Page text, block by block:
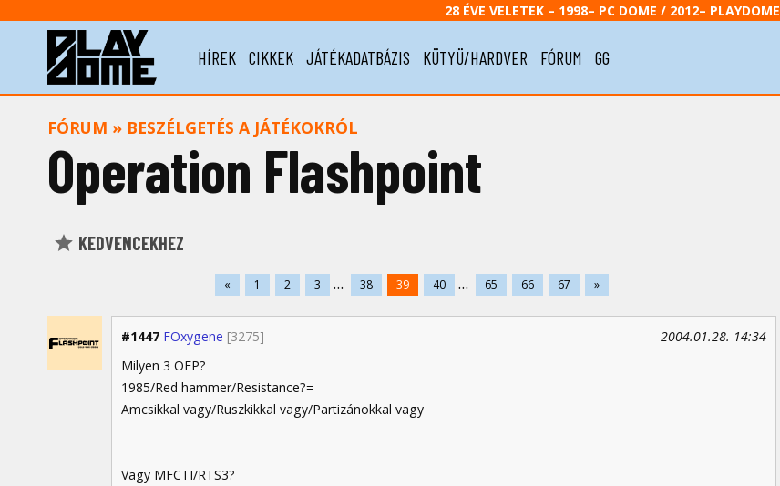
28 ÉVE VELETEK – 1998– PC DOME / 2012– PLAYDOME
HÍREK CIKKEK JÁTÉKADATBÁZIS KÜTYÜ/HARDVER FÓRUM GG
FÓRUM » BESZÉLGETÉS A JÁTÉKOKRÓL
Operation Flashpoint
KEDVENCEKHEZ
« 1 2 3 ... 38 39 40 ... 65 66 67 »
#1447 FOxygene [3275]
2004.01.28. 14:34
Milyen 3 OFP?
1985/Red hammer/Resistance?=
Amcsikkal vagy/Ruszkikkal vagy/Partizánokkal vagy
Vagy MFCTI/RTS3?